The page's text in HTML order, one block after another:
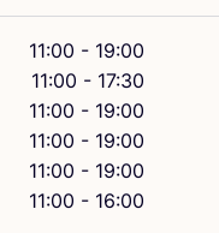
11:00 - 19:00
11:00 - 17:30
11:00 - 19:00
11:00 - 19:00
11:00 - 19:00
11:00 - 16:00